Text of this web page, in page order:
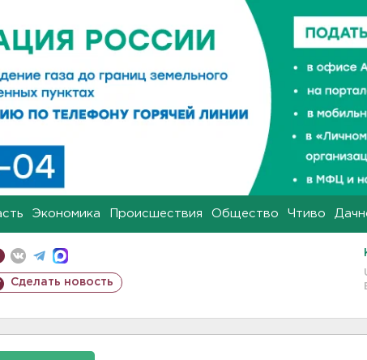
Экономика Происшествия Общество Чтиво
Сделать новость